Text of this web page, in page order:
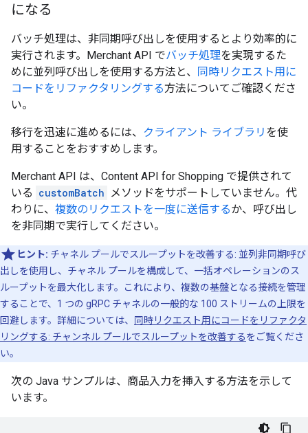
になる
バッチ処理は、非同期呼び出しを使用するとより効率的に
実行されます。Merchant API でバッチ処理を実現するた
めに並列呼び出しを使用する方法と、
同時リクエスト用に
コードをリファクタリングする方法についてご確認くださ
い。
移行を迅速に進めるには、 クライアント ライブラリ を使
用することをおすすめします。
Merchant API は、Content API for Shopping で提供されて
いる customBatch メソッドをサポートしていません。代
わりに、 複数のリクエストを一度に送信するか、呼び出し
を非同期で実行してください。
ヒント: チャネル プールでスループットを改善する: 並列非同期呼び
出しを使用し、チャネル プールを構成して、一括オペレーションのス
ループットを最大化します。これにより、複数の基盤となる接続を管理
することで、1 つの gRPC チャネルの一般的な 100 ストリームの上限を
回避します。詳細については、
同時リクエスト用にコードをリファクタ
リングする: チャンネル プールでスループットを改善するをご覧くださ
い。
次の Java サンプルは、商品入力を挿入する方法を示して
います。